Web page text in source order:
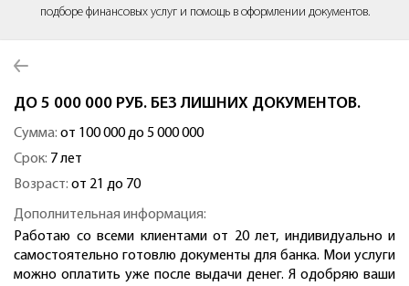
подборе финансовых услуг и помощь в оформлении документов.
ДО 5 000 000 РУБ. БЕЗ ЛИШНИХ ДОКУМЕНТОВ.
Сумма: от 100 000 до 5 000 000
Срок: 7 лет
Возраст: от 21 до 70
Дополнительная информация:
Работаю со всеми клиентами от 20 лет, индивидуально и
самостоятельно готовлю документы для банка. Мои услуги
можно оплатить уже после выдачи денег. Я одобряю ваши